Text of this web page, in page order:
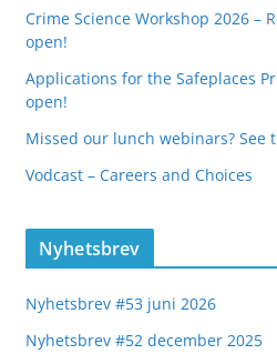
Crime Science Workshop 2026 –
open!
Applications for the Safeplaces
open!
Missed our lunch webinars? See
Vodcast – Careers and Choices
Nyhetsbrev
Nyhetsbrev #53 juni 2026
Nyhetsbrev #52 december 2025